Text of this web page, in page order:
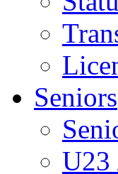
Seniors
U23